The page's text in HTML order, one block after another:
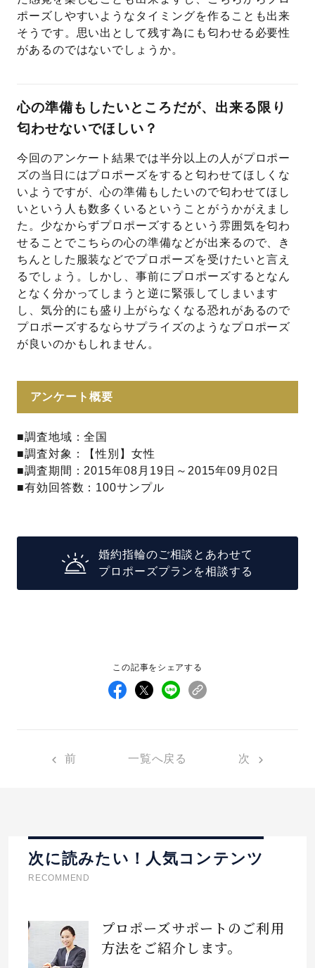
ポーズしやすいようなタイミングを作ることも出来
そうです。思い出として残す為にも匂わせる必要性
があるのではないでしょうか。
心の準備もしたいところだが、出来る限り
匂わせないでほしい？
今回のアンケート結果では半分以上の人がプロポー
ズの当日にはプロポーズをすると匂わせてほしくな
いようですが、心の準備もしたいので匂わせてほし
いという人も数多くいるということがうかがえまし
た。少なからずプロポーズするという雰囲気を匂わ
せることでこちらの心の準備などが出来るので、き
ちんとした服装などでプロポーズを受けたいと言え
るでしょう。しかし、事前にプロポーズするとなん
となく分かってしまうと逆に緊張してしまいます
し、気分的にも盛り上がらなくなる恐れがあるので
プロポーズするならサプライズのようなプロポーズ
が良いのかもしれません。
アンケート概要
■調査地域：全国
■調査対象：【性別】女性
■調査期間：2015年08月19日～2015年09月02日
■有効回答数：100サンプル
婚約指輪のご相談とあわせて
プロポーズプランを相談する
この記事をシェアする
前 一覧へ戻る 次
次に読みたい！人気コンテンツ
RECOMMEND
プロポーズサポートのご利用
方法をご紹介します。